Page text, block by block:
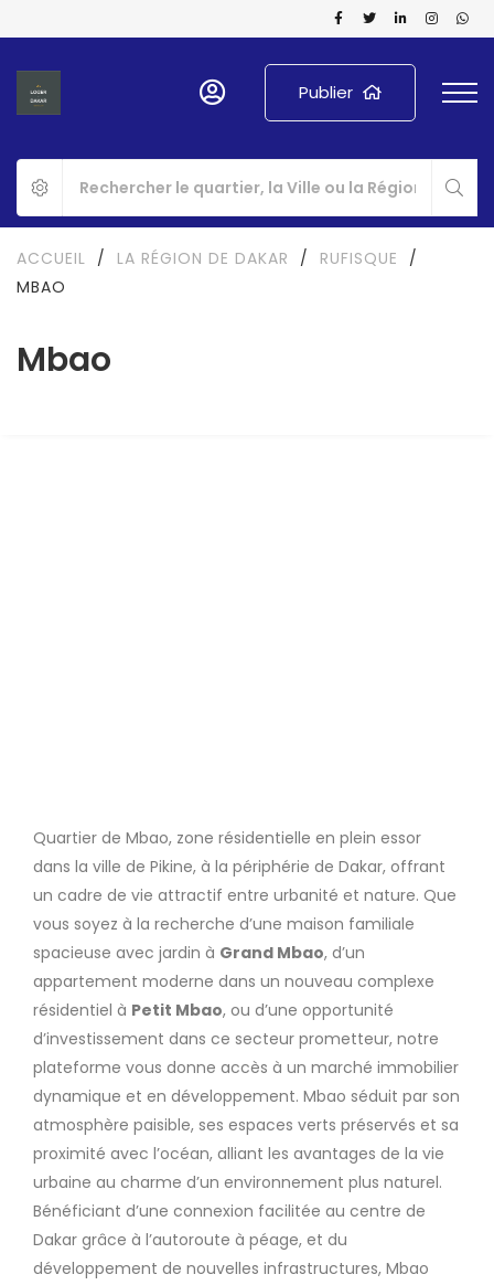
Publier
Mbao
ACCUEIL / LA RÉGION DE DAKAR / RUFISQUE
/
MBAO
Quartier de Mbao, zone résidentielle en plein essor
dans la ville de Pikine, à la périphérie de Dakar, offrant
un cadre de vie attractif entre urbanité et nature. Que
vous soyez à la recherche d’une maison familiale
spacieuse avec jardin à Grand Mbao, d’un
appartement moderne dans un nouveau complexe
résidentiel à Petit Mbao, ou d’une opportunité
d’investissement dans ce secteur prometteur, notre
plateforme vous donne accès à un marché immobilier
dynamique et en développement. Mbao séduit par son
atmosphère paisible, ses espaces verts préservés et sa
proximité avec l’océan, alliant les avantages de la vie
urbaine au charme d’un environnement plus naturel.
Bénéficiant d’une connexion facilitée au centre de
Dakar grâce à l’autoroute à péage, et du
développement de nouvelles infrastructures, Mbao